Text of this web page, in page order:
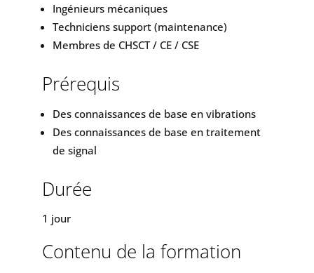
Ingénieurs mécaniques
Techniciens support (maintenance)
Membres de CHSCT / CE / CSE
Prérequis
Des connaissances de base en vibrations
Des connaissances de base en traitement
de signal
Durée
1 jour
Contenu de la formation